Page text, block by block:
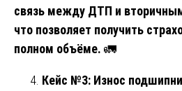
связь между ДТП и
что позволяет получить
полном объёме. 🚛
Кейс №3: Износ